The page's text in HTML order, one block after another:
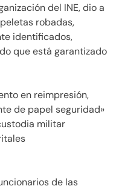
del INE, dio a
robadas,
identificados,
que está garantizado
en reimpresión,
de papel seguridad»
militar
de las